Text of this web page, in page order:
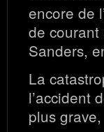
encore de
de
Sanders,
La
l’accident
plus